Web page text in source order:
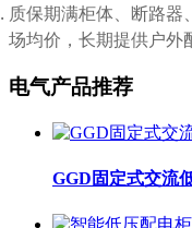
质保期满柜体、断路
场均价，长期提供户外
电气产品推荐
GGD固定式交流